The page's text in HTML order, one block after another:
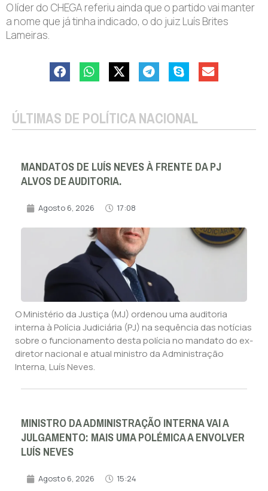
O líder do CHEGA referiu ainda que o partido vai manter
a nome que já tinha indicado, o do juiz Luís Brites
Lameiras.
ÚLTIMAS DE POLÍTICA NACIONAL
MANDATOS DE LUÍS NEVES À FRENTE DA PJ
ALVOS DE AUDITORIA.
Agosto 6, 2026 17:08
O Ministério da Justiça (MJ) ordenou uma auditoria
interna à Polícia Judiciária (PJ) na sequência das notícias
sobre o funcionamento desta polícia no mandato do ex-
diretor nacional e atual ministro da Administração
Interna, Luís Neves.
MINISTRO DA ADMINISTRAÇÃO INTERNA VAI A
JULGAMENTO: MAIS UMA POLÉMICA A ENVOLVER
LUÍS NEVES
Agosto 6, 2026 15:24